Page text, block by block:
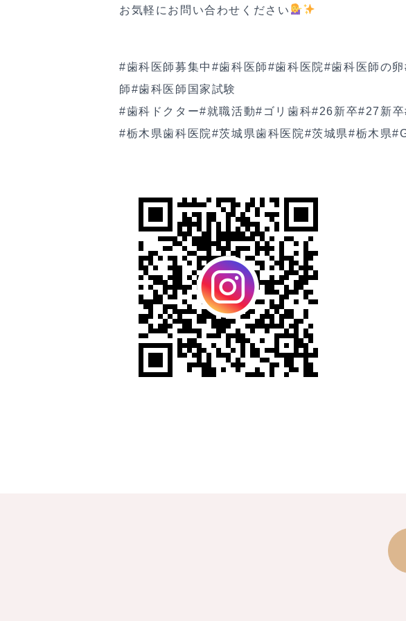
お気軽にお問い合わせください
#歯科医師募集中#歯科医師#歯科医院#歯科医師の卵
師#歯科医師国家試験
#歯科ドクター#就職活動#ゴリ歯科#26新卒#27新卒
#栃木県歯科医院#茨城県歯科医院#茨城県#栃木県